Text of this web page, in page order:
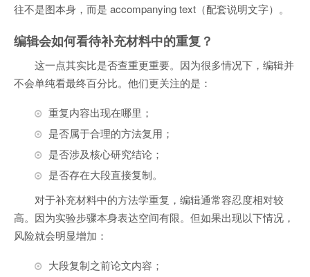
往不是图本身，而是 accompanying text（配套说明文字）。
编辑会如何看待补充材料中的重复？
这一点其实比是否查重更重要。因为很多情况下，编辑并
不会单纯看最终百分比。他们更关注的是：
重复内容出现在哪里；
是否属于合理的方法复用；
是否涉及核心研究结论；
是否存在大段直接复制。
对于补充材料中的方法学重复，编辑通常容忍度相对较
高。因为实验步骤本身表达空间有限。但如果出现以下情况，
风险就会明显增加：
大段复制之前论文内容；